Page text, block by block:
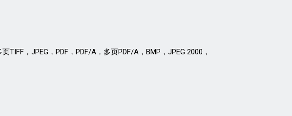
TIFF，JPEG，PDF，PDF/A，多页PDF/A，BMP，JPEG 2000，